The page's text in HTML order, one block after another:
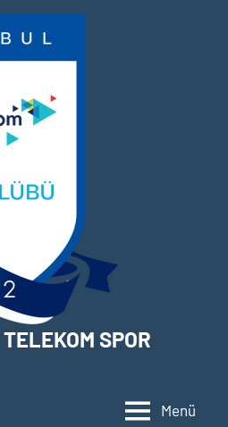
SPOR
Menü